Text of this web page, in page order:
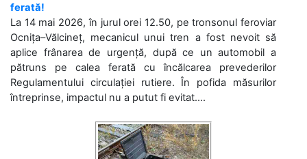
ferată!
La 14 mai 2026, în jurul orei 12.50, pe tronsonul feroviar
Ocnița–Vălcineț, mecanicul unui tren a fost nevoit să
aplice frânarea de urgență, după ce un automobil a
pătruns pe calea ferată cu încălcarea prevederilor
Regulamentului circulației rutiere. În pofida măsurilor
întreprinse, impactul nu a putut fi evitat....